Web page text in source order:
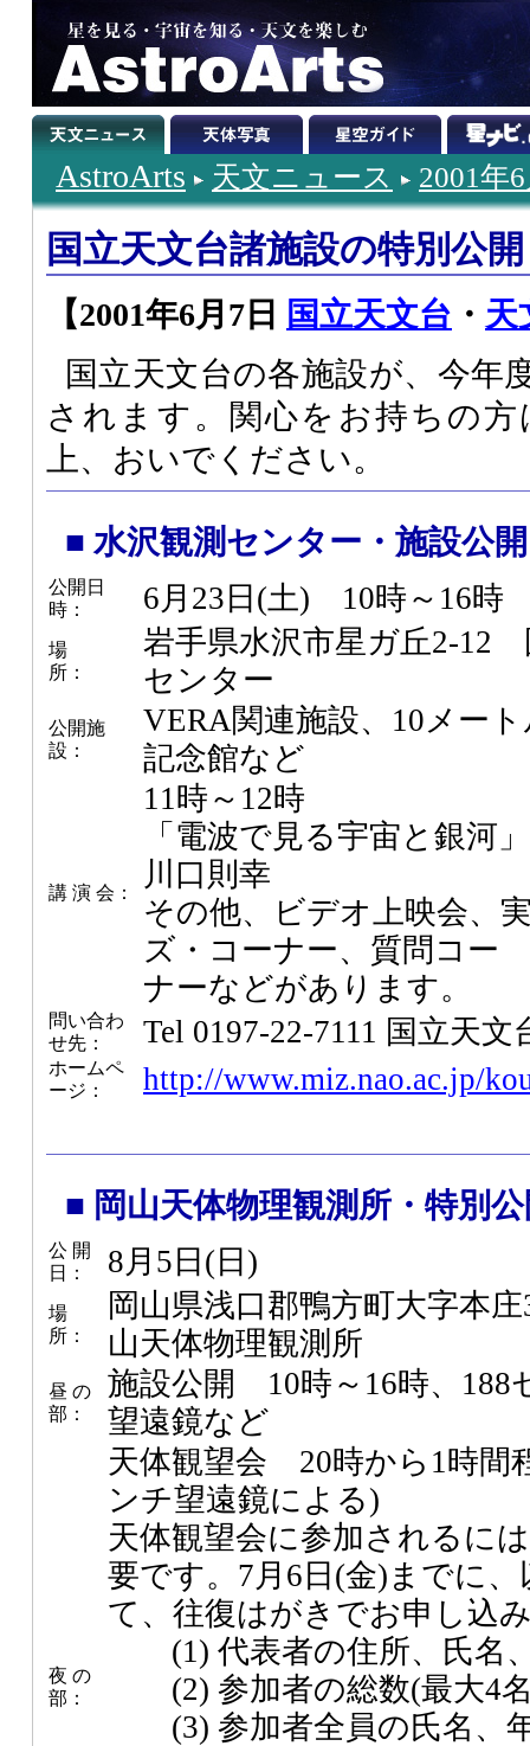
AstroArts 天文ニュース 2001年
国立天文台諸施設の特別公開
【2001年6月7日 国立天文台 ・ 天
国立天文台の各施設が、今年
されます。関心をお持ちの
上、おいでください。
■ 水沢観測センター・施設公開
公開日
時：
6月23日(土) 10時～16時
場
所：
岩手県水沢市星ガ丘2-12
センター
公開施
設：
VERA関連施設、10メー
記念館など
講 演 会：
11時～12時
「電波で見る宇宙と銀
川口則幸
その他、ビデオ上映会、
ズ・コーナー、質問コー
ナーなどがあります。
問い合わ
せ先：
Tel 0197-22-7111 国立天
ホームペ
ージ：
http://www.miz.nao.ac.jp/
■ 岡山天体物理観測所・特別
公 開
日：
8月5日(日)
場
所：
岡山県浅口郡鴨方町大字本
山天体物理観測所
昼 の
部：
施設公開 10時～16時、188
望遠鏡など
夜 の
部：
天体観望会 20時から1時間
ンチ望遠鏡による)
天体観望会に参加されるに
要です。7月6日(金)までに
て、往復はがきでお申し込
(1) 代表者の住所、氏名
(2) 参加者の総数(最大4
(3) 参加者全員の氏名、